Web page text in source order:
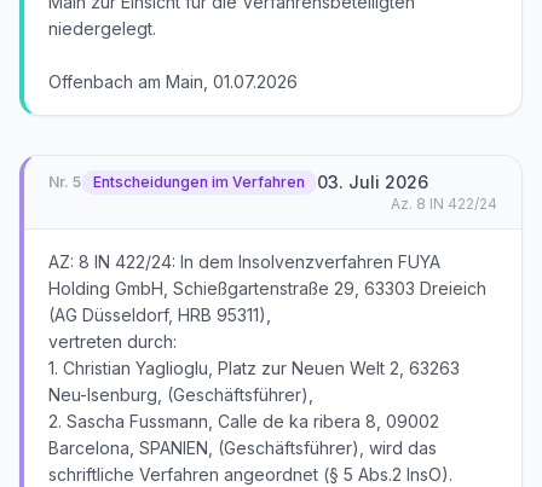
niedergelegt.
Offenbach am Main, 01.07.2026
Nr. 5 Entscheidungen im Verfahren 03. Juli 2026
Az. 8 IN 422/24
AZ: 8 IN 422/24: In dem Insolvenzverfahren FUYA
Holding GmbH, Schießgartenstraße 29, 63303 Dreieich
(AG Düsseldorf, HRB 95311),
vertreten durch:
1. Christian Yaglioglu, Platz zur Neuen Welt 2, 63263
Neu-Isenburg, (Geschäftsführer),
2. Sascha Fussmann, Calle de ka ribera 8, 09002
Barcelona, SPANIEN, (Geschäftsführer), wird das
schriftliche Verfahren angeordnet (§ 5 Abs.2 InsO).